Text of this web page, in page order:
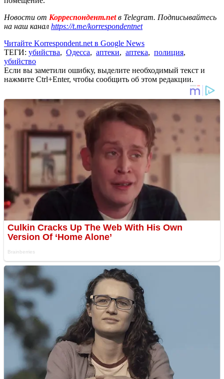
Новости от Корреспондент.netв Telegram. Подписывайтесь
на наш канал https://t.me/korrespondentnet
Читайте Korrespondent.net в Google News
ТЕГИ: убийства, Одесса, аптеки, аптека, полиция,
убийство
Если вы заметили ошибку, выделите необходимый текст и
нажмите Ctrl+Enter, чтобы сообщить об этом редакции.